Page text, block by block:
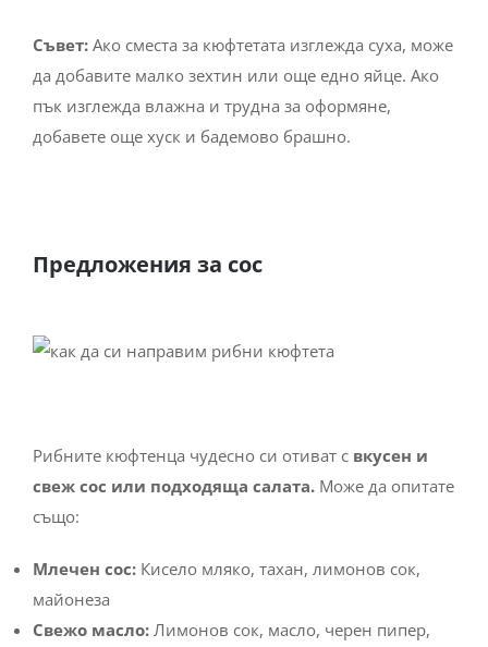
Съвет:Ако сместа за кюфтетата изглежда суха, може
да добавите малко зехтин или още едно яйце. Ако
пък изглежда влажна и трудна за оформяне,
добавете още хуск и бадемово брашно.
Предложения за сос
Рибните кюфтенца чудесно си отиват с вкусен и
свеж сос или подходяща салата.Може да опитате
също:
Млечен сос:Кисело мляко, тахан, лимонов сок,
майонеза
Свежо масло:Лимонов сок, масло, черен пипер,